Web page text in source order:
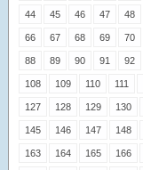
44 45 46 47 48
66 67 68 69 70
88 89 90 91 92
108 109 110 111
127 128 129 130
145 146 147 148
163 164 165 166